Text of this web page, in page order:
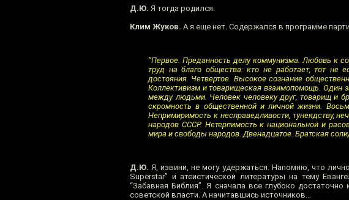
Д.Ю. Я тогда родился.
Клим Жуков. А я еще нет. Содержался в программе
“Первое. Преданность делу коммунизма. Любовь к
труд на благо общества: кто не работает, тот не
достояния. Четвертое. Высокое сознание
Коллективизм и товарищеская взаимопомощь. Один
между людьми. Человек человеку друг, товарищ и
скромность в общественной и личной жизни.
Непримиримость к несправедливости, тунеядству,
народов СССР. Нетерпимость к национальной и
мира и свободы народов. Двенадцатое. Братская
Д.Ю. Я, извини, не могу удержаться. Напомню, что
Superstar” и атеистической литературы на тему
“Забавная Библия”. Я сначала все глубоко
советской власти. А начитавшись источников...